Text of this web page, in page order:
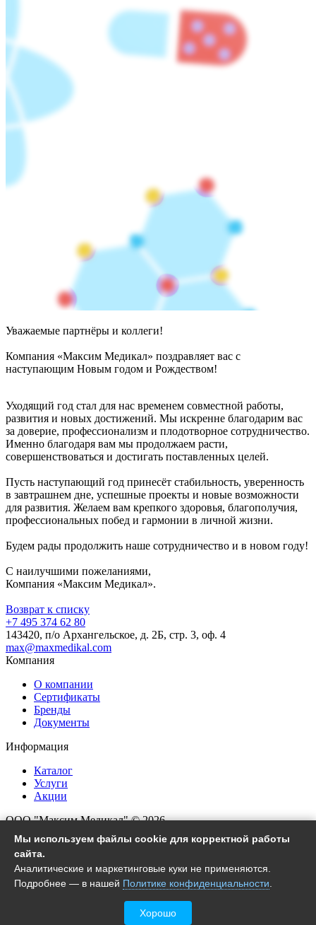
Уважаемые партнёры и коллеги!
Компания «Максим Медикал» поздравляет вас с
наступающим Новым годом и Рождеством!
Уходящий год стал для нас временем совместной работы,
развития и новых достижений. Мы искренне благодарим вас
за доверие, профессионализм и плодотворное сотрудничество.
Именно благодаря вам мы продолжаем расти,
совершенствоваться и достигать поставленных целей.
Пусть наступающий год принесёт стабильность, уверенность
в завтрашнем дне, успешные проекты и новые возможности
для развития. Желаем вам крепкого здоровья, благополучия,
профессиональных побед и гармонии в личной жизни.
Будем рады продолжить наше сотрудничество и в новом году!
С наилучшими пожеланиями,
Компания «Максим Медикал».
Возврат к списку
+7 495 374 62 80
143420, п/о Архангельское, д. 2Б, стр. 3, оф. 4
max@maxmedikal.com
Компания
О компании
Сертификаты
Бренды
Документы
Информация
Каталог
Услуги
Акции
ООО "Максим Медикал" © 2026
Все права защищены
Согласие на обработку ПД
Политика конфиденциальности
Мы используем файлы cookie для корректной работы
сайта.
Аналитические и маркетинговые куки не применяются.
Подробнее — в нашей Политике конфиденциальности
Хорошо
Настройки файлов cookie